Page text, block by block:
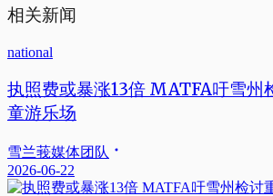
相关新闻
national
执照费或暴涨13倍 MATFA吁雪州
童游乐场
雪兰莪媒体团队
2026-06-22